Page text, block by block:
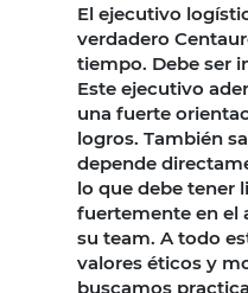
El ejecutivo
verdadero
tiempo. Debe ser
Este ejecutivo
una fuerte
logros. También
depende
lo que debe tener
fuertemente en el
su team. A todo
valores éticos y
buscamos